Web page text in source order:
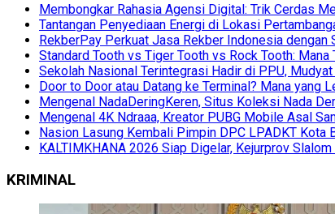
Membongkar Rahasia Agensi Digital: Trik Cerdas
Tantangan Penyediaan Energi di Lokasi
RekberPay Perkuat Jasa Rekber Indonesia
Standard Tooth vs Tiger Tooth vs Rock Tooth:
Sekolah Nasional Terintegrasi Hadir di PPU,
Door to Door atau Datang ke Terminal? Mana yang
Mengenal NadaDeringKeren, Situs Koleksi Nada
Mengenal 4K Ndraaa, Kreator PUBG Mobile Asal
Nasion Lasung Kembali Pimpin DPC LPADKT Kota
KALTIMKHANA 2026 Siap Digelar, Kejurprov
KRIMINAL